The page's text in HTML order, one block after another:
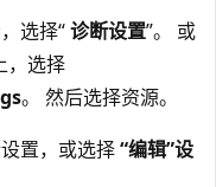
选择“诊断设置”。 或
，选择
。 然后选择资源。
置，或选择“编辑”设